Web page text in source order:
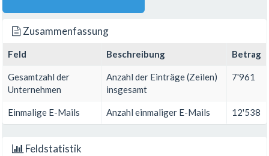
Zusammenfassung
Feld Beschreibung Betrag
Gesamtzahl der
Unternehmen
Anzahl der Einträge (Zeilen)
insgesamt
7'961
Einmalige E-Mails Anzahl einmaliger E-Mails 12'538
Feldstatistik